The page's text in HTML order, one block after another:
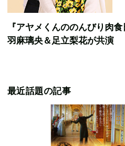
『アヤメくんののんびり肉
羽麻璃央＆足立梨花が共演
最近話題の記事